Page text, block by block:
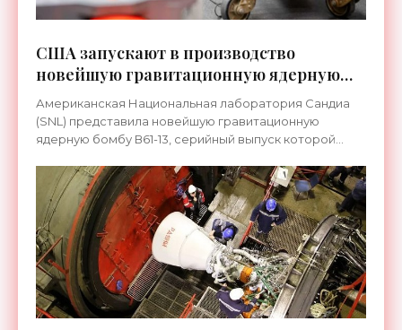
США запускают в производство
новейшую гравитационную ядерную
бомбу В61-13 - «Оружие»
Американская Национальная лаборатория Сандиа
(SNL) представила новейшую гравитационную
ядерную бомбу В61-13, серийный выпуск которой
Она была